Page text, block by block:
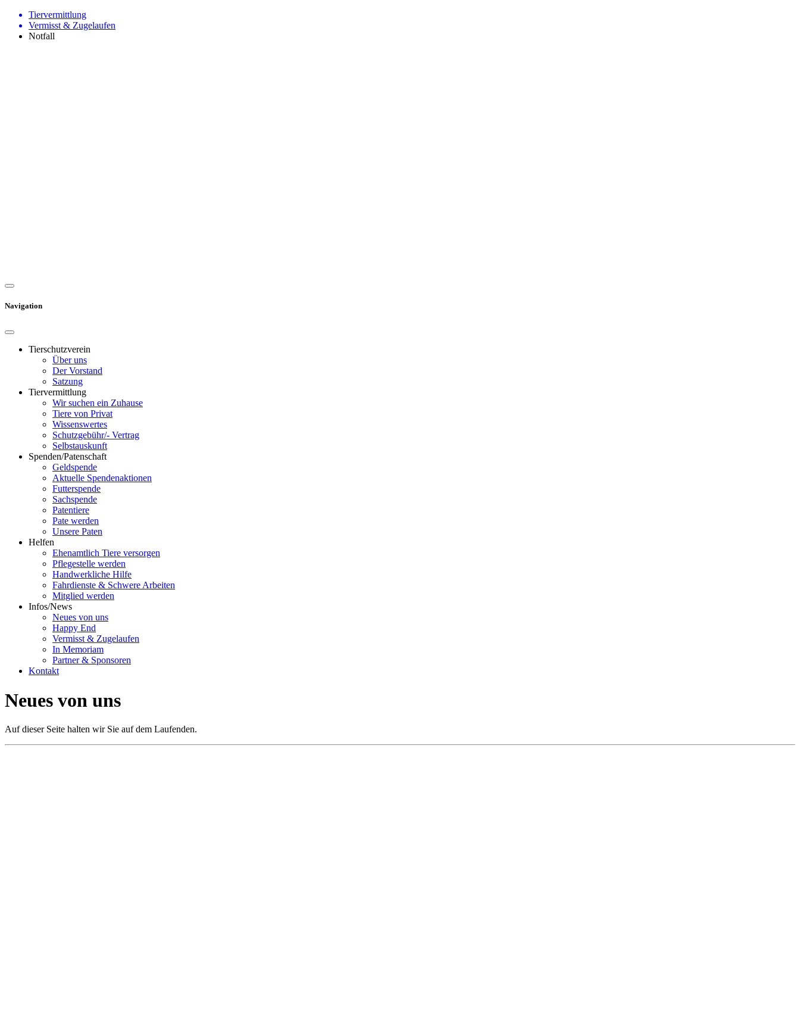
Tiervermittlung
Vermisst & Zugelaufen
Notfall
Navigation
Tierschutzverein
Über uns
Der Vorstand
Satzung
Tiervermittlung
Wir suchen ein Zuhause
Tiere von Privat
Wissenswertes
Schutzgebühr/- Vertrag
Selbstauskunft
Spenden/Patenschaft
Geldspende
Aktuelle Spendenaktionen
Futterspende
Sachspende
Patentiere
Pate werden
Unsere Paten
Helfen
Ehenamtlich Tiere versorgen
Pflegestelle werden
Handwerkliche Hilfe
Fahrdienste & Schwere Arbeiten
Mitglied werden
Infos/News
Neues von uns
Happy End
Vermisst & Zugelaufen
In Memoriam
Partner & Sponsoren
Kontakt
Neues von uns
Auf dieser Seite halten wir Sie auf dem Laufenden.